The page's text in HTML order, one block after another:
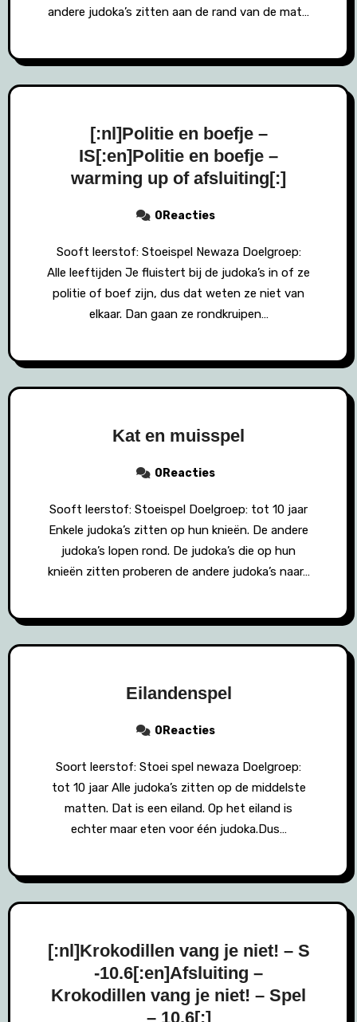
andere judoka’s zitten aan de rand van de mat…
[:nl]Politie en boefje –
IS[:en]Politie en boefje –
warming up of afsluiting[:]
0Reacties
Sooft leerstof: Stoeispel Newaza Doelgroep:
Alle leeftijden Je fluistert bij de judoka’s in of ze
politie of boef zijn, dus dat weten ze niet van
elkaar. Dan gaan ze rondkruipen…
Kat en muisspel
0Reacties
Sooft leerstof: Stoeispel Doelgroep: tot 10 jaar
Enkele judoka’s zitten op hun knieën. De andere
judoka’s lopen rond. De judoka’s die op hun
knieën zitten proberen de andere judoka’s naar…
Eilandenspel
0Reacties
Soort leerstof: Stoei spel newaza Doelgroep:
tot 10 jaar Alle judoka’s zitten op de middelste
matten. Dat is een eiland. Op het eiland is
echter maar eten voor één judoka.Dus…
[:nl]Krokodillen vang je niet! – S
-10.6[:en]Afsluiting –
Krokodillen vang je niet! – Spel
– 10.6[:]